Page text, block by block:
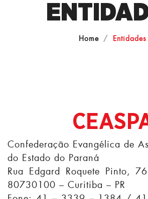
Home Entidades
Confederação Evangélica de
do Estado do Paraná
Rua Edgard Roquete Pinto,
80730100 – Curitiba – PR